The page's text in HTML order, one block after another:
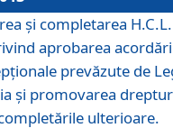
şi completarea
aprobarea
prevăzute de
şi promovarea
ulterioare.